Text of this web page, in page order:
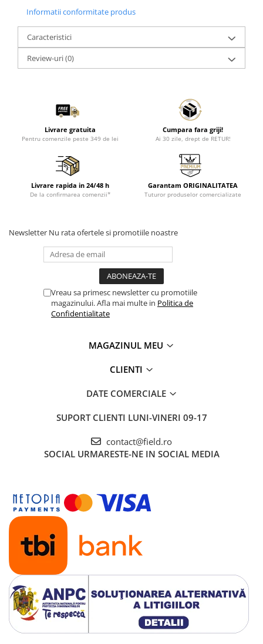
Informatii conformitate produs
Caracteristici
Review-uri(0)
Livrare gratuita
Pentru comenzile peste 349 de lei
Cumpara fara griji!
Ai 30 zile, drept de RETUR!
Livrare rapida in 24/48 h
De la confirmarea comenzii*
Garantam ORIGINALITATEA
Tuturor produselor comercializate
Newsletter Nu rata ofertele si promotiile noastre
Vreau sa primesc newsletter cu promotiile
magazinului. Afla mai multe in Politica de
Confidentialitate
MAGAZINUL MEU
CLIENTI
DATE COMERCIALE
SUPORT CLIENTI LUNI-VINERI 09-17
contact@field.ro
SOCIAL URMARESTE-NE IN SOCIAL MEDIA